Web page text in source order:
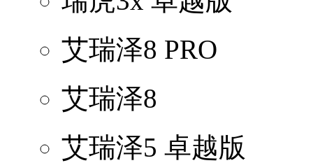
艾瑞泽8 PRO
艾瑞泽8
艾瑞泽5 卓越版